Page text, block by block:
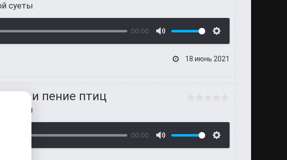
суеты
00:00
18 июнь 2021
и пение птиц
суеты
00:00